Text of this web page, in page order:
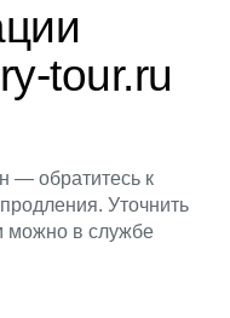
tour.ru
— обратитесь к
Уточнить
можно в службе